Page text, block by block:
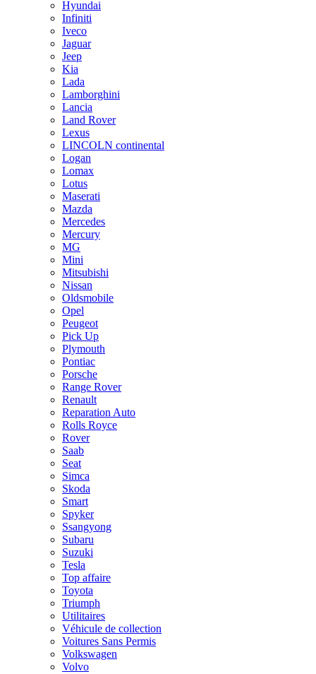
Hyundai
Infiniti
Iveco
Jaguar
Jeep
Kia
Lada
Lamborghini
Lancia
Land Rover
Lexus
LINCOLN continental
Logan
Lomax
Lotus
Maserati
Mazda
Mercedes
Mercury
MG
Mini
Mitsubishi
Nissan
Oldsmobile
Opel
Peugeot
Pick Up
Plymouth
Pontiac
Porsche
Range Rover
Renault
Reparation Auto
Rolls Royce
Rover
Saab
Seat
Simca
Skoda
Smart
Spyker
Ssangyong
Subaru
Suzuki
Tesla
Top affaire
Toyota
Triumph
Utilitaires
Véhicule de collection
Voitures Sans Permis
Volkswagen
Volvo